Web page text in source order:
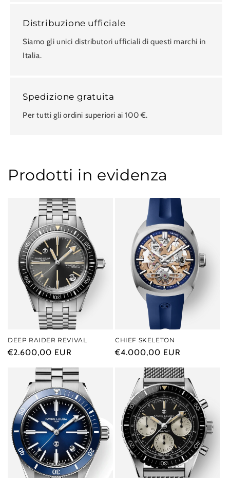
Distribuzione ufficiale
Siamo gli unici distributori ufficiali di questi marchi in
Italia.
Spedizione gratuita
Per tutti gli ordini superiori ai 100 €.
Prodotti in evidenza
DEEP RAIDER REVIVAL
Prezzo
€2.600,00 EUR
CHIEF SKELETON
Prezzo
listino
€4.000,00 EUR